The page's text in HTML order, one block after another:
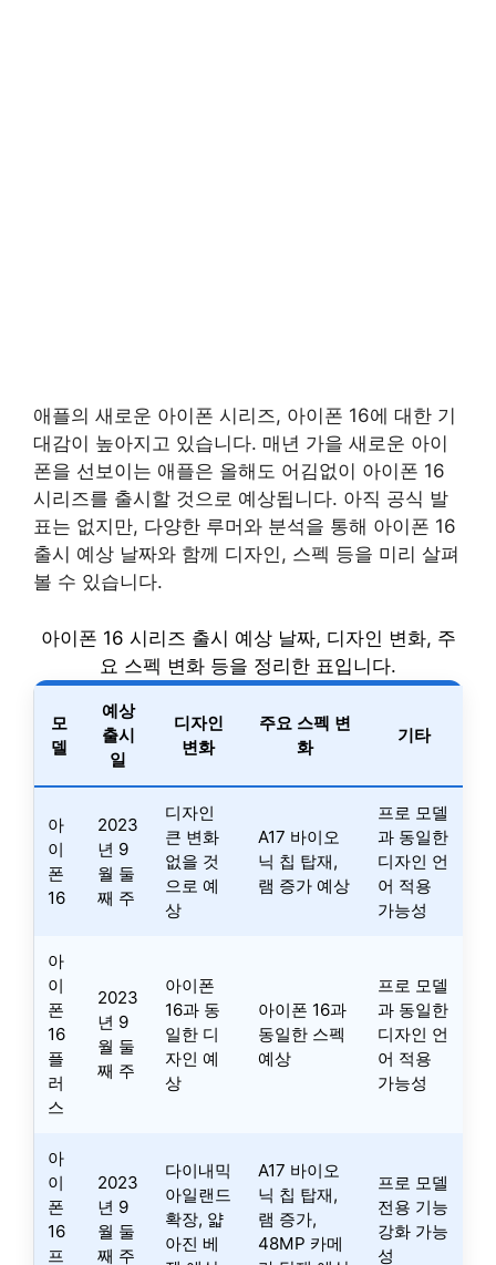
애플의 새로운 아이폰 시리즈, 아이폰 16에 대한 기
대감이 높아지고 있습니다. 매년 가을 새로운 아이
폰을 선보이는 애플은 올해도 어김없이 아이폰 16
시리즈를 출시할 것으로 예상됩니다. 아직 공식 발
표는 없지만, 다양한 루머와 분석을 통해 아이폰 16
출시 예상 날짜와 함께 디자인, 스펙 등을 미리 살펴
볼 수 있습니다.
아이폰 16 시리즈 출시 예상 날짜, 디자인 변화, 주
요 스펙 변화 등을 정리한 표입니다.
모
델
예상
출시
일
디자인
변화
주요 스펙 변
화
기타
아
이
폰
16
2023
년 9
월 둘
째 주
디자인
큰 변화
없을 것
으로 예
상
A17 바이오
닉 칩 탑재,
램 증가 예상
프로 모델
과 동일한
디자인 언
어 적용
가능성
아
이
폰
16
플
러
스
2023
년 9
월 둘
째 주
아이폰
16과 동
일한 디
자인 예
상
아이폰 16과
동일한 스펙
예상
프로 모델
과 동일한
디자인 언
어 적용
가능성
아
이
폰
16
프
2023
년 9
월 둘
째 주
다이내믹
아일랜드
확장, 얇
아진 베
A17 바이오
닉 칩 탑재,
램 증가,
48MP 카메
프로 모델
전용 기능
강화 가능
성